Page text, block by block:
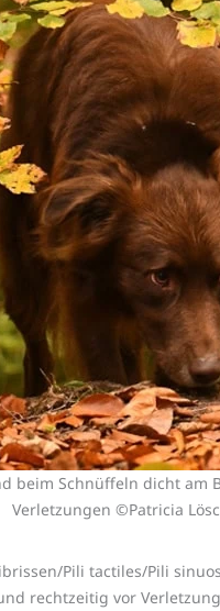
beim Schnüffeln dicht am
Verletzungen ©Patricia
Pili tactiles/Pili
rechtzeitig vor